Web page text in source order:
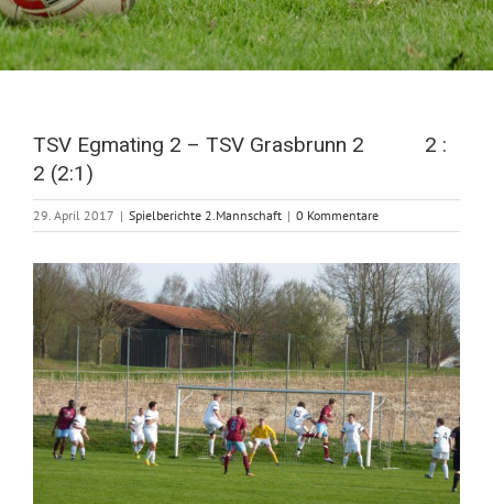
TSV Egmating 2 – TSV Grasbrunn 2 2 :
2 (2:1)
29. April 2017 | Spielberichte 2.Mannschaft | 0 Kommentare
Zeige
grösseres
Bild